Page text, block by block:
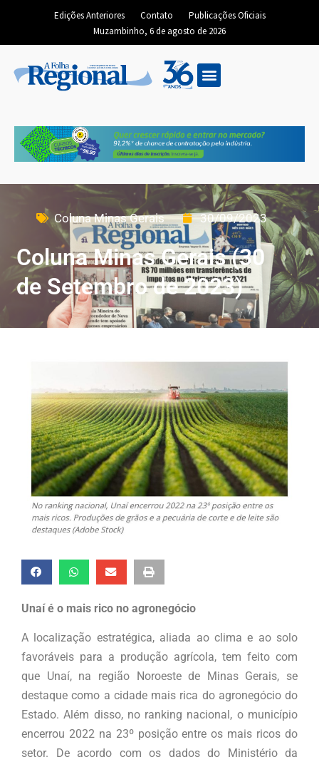
Edições Anteriores Contato
Publicações Oficiais
Muzambinho, 6 de agosto de 2026
Coluna Minas Gerais 30/09/2023
Coluna Minas Gerais (30
de Setembro de 2023)
Unaí é o mais rico no agronegócio
A localização estratégica, aliada ao clima e ao solo
favoráveis para a produção agrícola, tem feito com
que Unaí, na região Noroeste de Minas Gerais, se
destaque como a cidade mais rica do agronegócio do
Estado. Além disso, no ranking nacional, o município
encerrou 2022 na 23º posição entre os mais ricos do
setor. De acordo com os dados do Ministério da